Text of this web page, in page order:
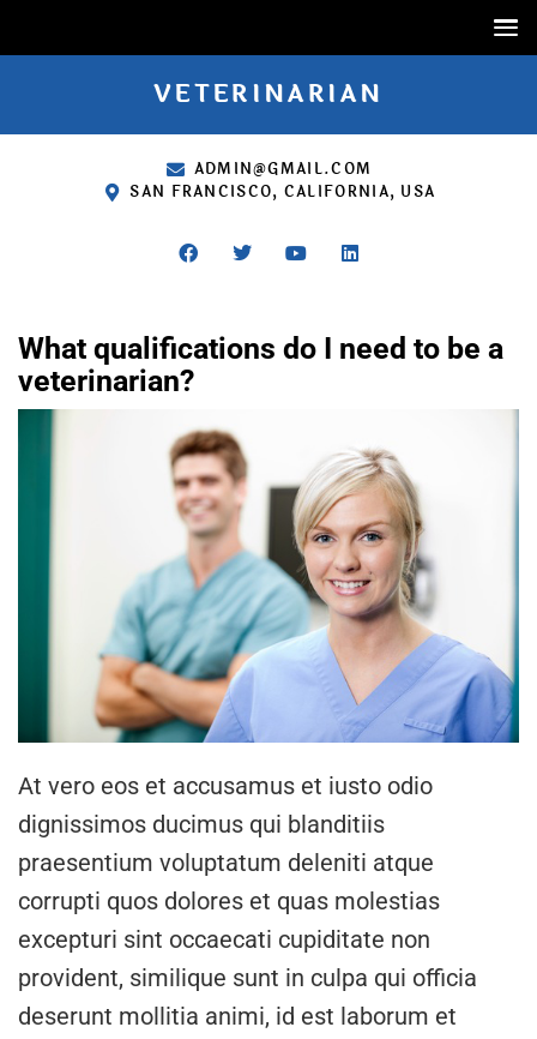
VETERINARIAN
ADMIN@GMAIL.COM
SAN FRANCISCO, CALIFORNIA, USA
What qualifications do I need to be a
veterinarian?
At vero eos et accusamus et iusto odio
dignissimos ducimus qui blanditiis
praesentium voluptatum deleniti atque
corrupti quos dolores et quas molestias
excepturi sint occaecati cupiditate non
provident, similique sunt in culpa qui officia
deserunt mollitia animi, id est laborum et